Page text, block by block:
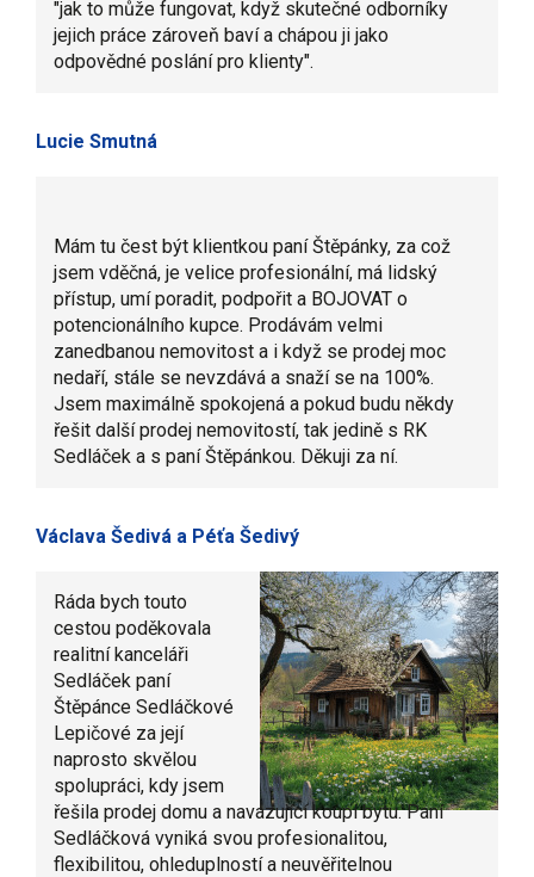
"jak to může fungovat, když skutečné odborníky
jejich práce zároveň baví a chápou ji jako
odpovědné poslání pro klienty".
Lucie Smutná
Mám tu čest být klientkou paní Štěpánky, za což
jsem vděčná, je velice profesionální, má lidský
přístup, umí poradit, podpořit a BOJOVAT o
potencionálního kupce. Prodávám velmi
zanedbanou nemovitost a i když se prodej moc
nedaří, stále se nevzdává a snaží se na 100%.
Jsem maximálně spokojená a pokud budu někdy
řešit další prodej nemovitostí, tak jedině s RK
Sedláček a s paní Štěpánkou. Děkuji za ní.
Václava Šedivá a Péťa Šedivý
Ráda bych touto
cestou poděkovala
realitní kanceláři
Sedláček paní
Štěpánce Sedláčkové
Lepičové za její
naprosto skvělou
spolupráci, kdy jsem
řešila prodej domu a navazující koupi bytu. Paní
Sedláčková vyniká svou profesionalitou,
flexibilitou, ohleduplností a neuvěřitelnou